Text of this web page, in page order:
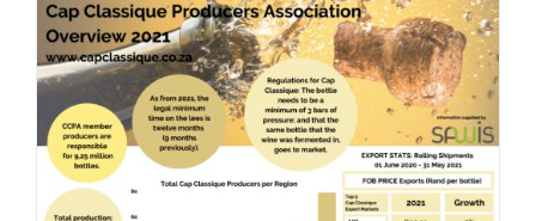
IN DEN WARENKORB / DETAILS